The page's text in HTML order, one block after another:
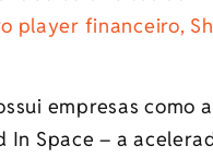
player financeiro,
empresas como
In Space – a